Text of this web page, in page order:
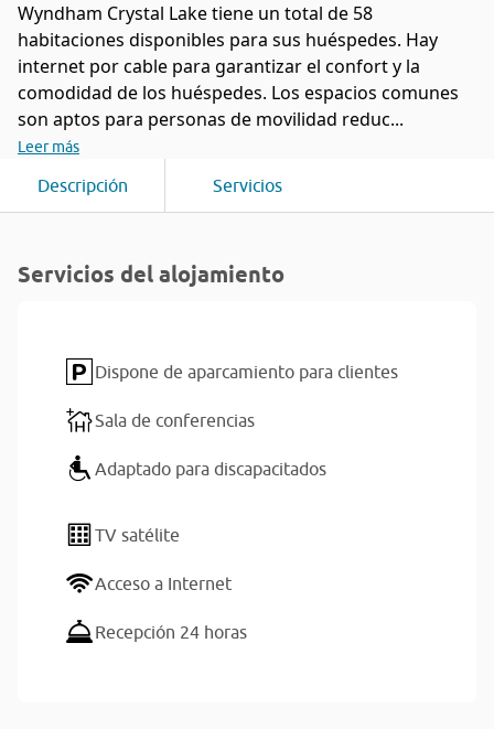
Wyndham Crystal Lake tiene un total de 58
habitaciones disponibles para sus huéspedes. Hay
internet por cable para garantizar el confort y la
comodidad de los huéspedes. Los espacios comunes
son aptos para personas de movilidad reduc...
Leer más
Descripción Servicios
Servicios del alojamiento
Dispone de aparcamiento para clientes
Sala de conferencias
Adaptado para discapacitados
TV satélite
Acceso a Internet
Recepción 24 horas